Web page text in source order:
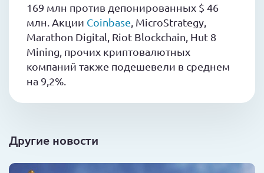
169 млн против депонированных $ 46
млн. Акции Coinbase , MicroStrategy,
Marathon Digital, Riot Blockchain, Hut 8
Mining, прочих криптовалютных
компаний также подешевели в среднем
на 9,2%.
Другие новости